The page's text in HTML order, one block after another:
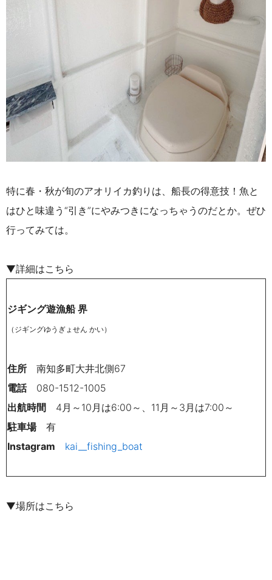
特に春・秋が旬のアオリイカ釣りは、船長の得意技！魚と
はひと味違う“引き”にやみつきになっちゃうのだとか。ぜひ
行ってみては。
▼詳細はこちら
ジギング遊漁船 界
（ジギングゆうぎょせん かい）
住所 南知多町大井北側67
電話080-1512-1005
出航時間 4月～10月は6:00～、11月～3月は7:00～
駐車場有
Instagram
kai__fishing_boat
▼場所はこちら